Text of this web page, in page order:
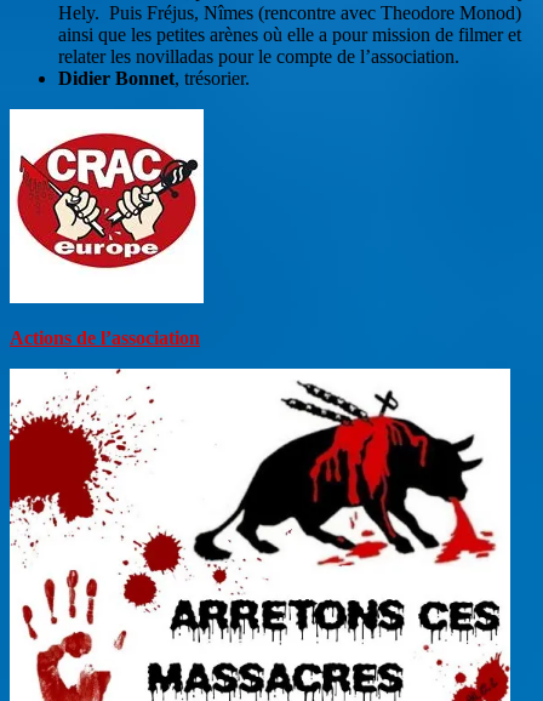
Hely. Puis Fréjus, Nîmes (rencontre avec Theodore Monod)
ainsi que les petites arènes où elle a pour mission de filmer et
relater les novilladas pour le compte de l’association.
Didier Bonnet, trésorier.
Actions de l’association